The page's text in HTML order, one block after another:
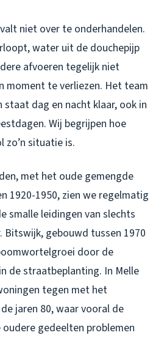
niet over te onderhandelen.
water uit de douchepijp
afvoeren tegelijk niet
moment te verliezen. Het team
dag en nacht klaar, ook in
Wij begrijpen hoe
zo’n situatie is.
met het oude gemengde
1920-1950, zien we regelmatig
smalle leidingen van slechts
Bitswijk, gebouwd tussen 1970
door de
de straatbeplanting. In Melle
tegen met het
jaren 80, waar vooral de
gedeelten problemen